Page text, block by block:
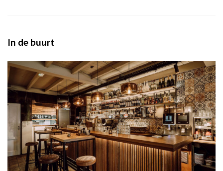
In de buurt